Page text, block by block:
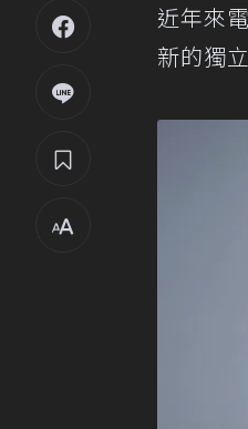
近年來
新的獨立